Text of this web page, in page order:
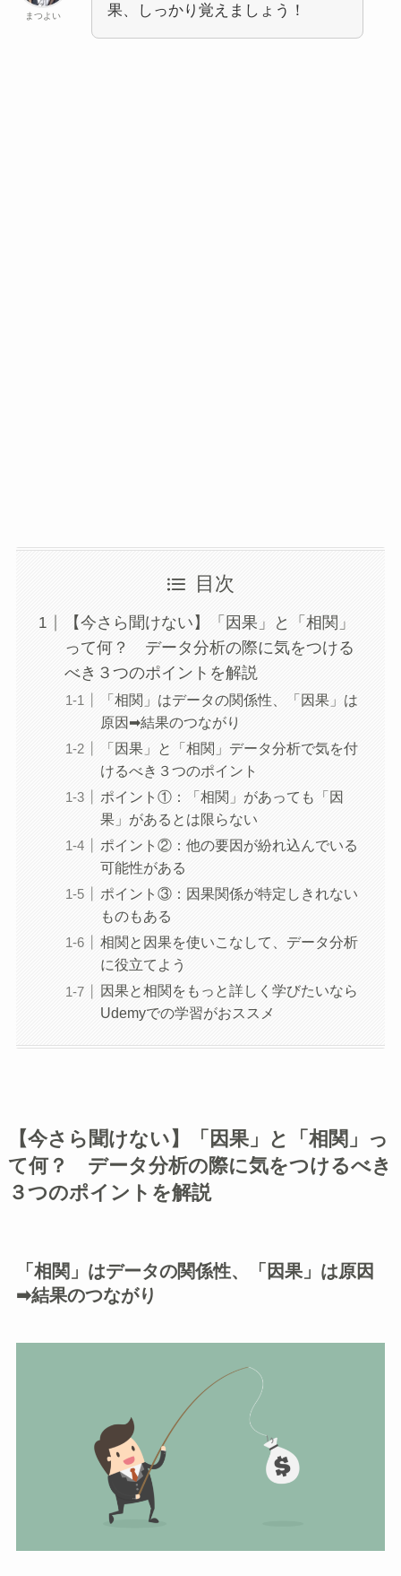
まつよい
果、しっかり覚えましょう！
目次
【今さら聞けない】「因果」と「相関」
って何？ データ分析の際に気をつける
べき３つのポイントを解説
「相関」はデータの関係性、「因果」は
原因➡結果のつながり
「因果」と「相関」データ分析で気を付
けるべき３つのポイント
ポイント①：「相関」があっても「因
果」があるとは限らない
ポイント②：他の要因が紛れ込んでいる
可能性がある
ポイント③：因果関係が特定しきれない
ものもある
相関と因果を使いこなして、データ分析
に役立てよう
因果と相関をもっと詳しく学びたいなら
Udemyでの学習がおススメ
【今さら聞けない】「因果」と「相関」っ
て何？ データ分析の際に気をつけるべき
３つのポイントを解説
「相関」はデータの関係性、「因果」は原因
➡結果のつながり